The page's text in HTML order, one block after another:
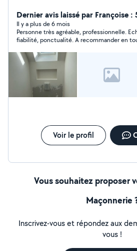
Dernier avis laissé par Françoise :
Il y a plus de 6 mois
Personne très agréable, professionnelle.
fiabilité, ponctualité. A recommander en
Voir le profil
Vous souhaitez proposer
Maçonnerie
Inscrivez-vous et répondez aux
vous !